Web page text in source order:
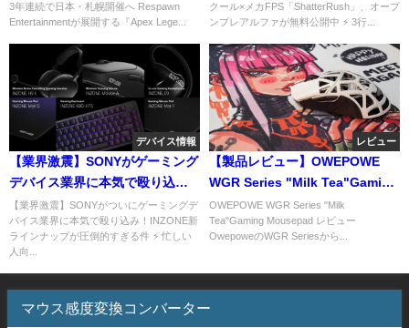
3年連続で日本・札幌開催へ Respawn
Entertainmentが展開する『Apex Lege...
ンプレアルファが無料公開中
クール×メカFPS「ShatterRush」、オープ
ンプレアルファが無料公開中 ⚡ 3行...
デバイス情報
【業界激震】SONYがゲーミング
デバイス業界に本気で殴り込
み！INZONEの新ラインナップが
ついに公開
【業界激震】SONYがついにゲーミングデ
バイス業界に本気で殴り込み！INZONE新
ラインナップが圧倒的すぎる件 ⚡ 忙しい
人向...
レビュー
【製品レビュー】OWEPOWE
WGR Series "Milk Tea"Gaming
Mousepad
OWEPOWE WGR Series "Milk
Tea"Gaming Mousepad レビュー
OwepoweのWGR Seriesから...
マウス感度変換コンバーター